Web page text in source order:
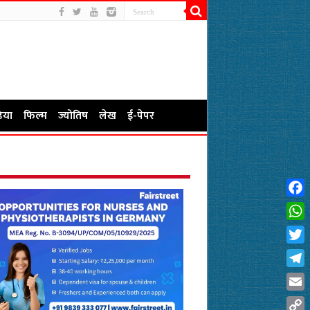
फिल्म ज्योतिष लेख ई-पेपर